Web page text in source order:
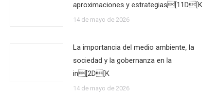
aproximaciones y estrategias[11D[K
14 de mayo de 2026
La importancia del medio ambiente, la
sociedad y la gobernanza en la
in[2D[K
14 de mayo de 2026